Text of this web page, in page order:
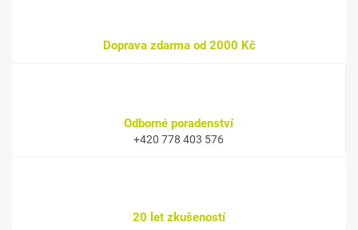
Doprava zdarma od 2000 Kč
Odborné poradenství
+420 778 403 576
20 let zkušeností